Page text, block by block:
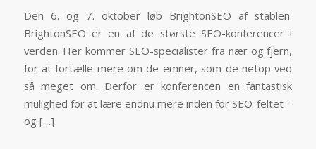
Den 6. og 7. oktober løb BrightonSEO af stablen.
BrightonSEO er en af de største SEO-konferencer i
verden. Her kommer SEO-specialister fra nær og fjern,
for at fortælle mere om de emner, som de netop ved
så meget om. Derfor er konferencen en fantastisk
mulighed for at lære endnu mere inden for SEO-feltet –
og […]